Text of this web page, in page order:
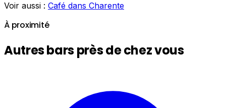
Voir aussi : Café dans Charente
À proximité
Autres bars près de chez vous